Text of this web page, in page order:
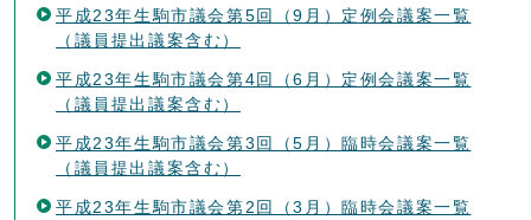
平成23年生駒市議会第5回（9月）定例会議案一覧
（議員提出議案含む）
平成23年生駒市議会第4回（6月）定例会議案一覧
（議員提出議案含む）
平成23年生駒市議会第3回（5月）臨時会議案一覧
（議員提出議案含む）
平成23年生駒市議会第2回（3月）臨時会議案一覧